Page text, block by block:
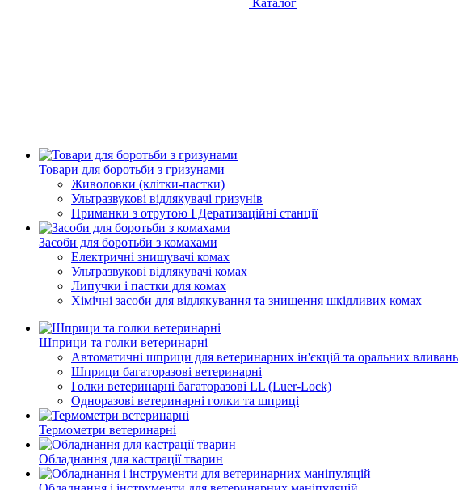
Каталог
Товари для боротьби з гризунами
Живоловки (клітки-пастки)
Ультразвукові відлякувачі гризунів
Приманки з отрутою І Дератизаційні станції
Засоби для боротьби з комахами
Електричні знищувачі комах
Ультразвукові відлякувачі комах
Липучки і пастки для комах
Хімічні засоби для відлякування та знищення шкідливих комах
Шприци та голки ветеринарні
Автоматичні шприци для ветеринарних ін'єкцій та оральних вливань
Шприци багаторазові ветеринарні
Голки ветеринарні багаторазові LL (Luer-Lock)
Одноразові ветеринарні голки та шприці
Термометри ветеринарні
Обладнання для кастрації тварин